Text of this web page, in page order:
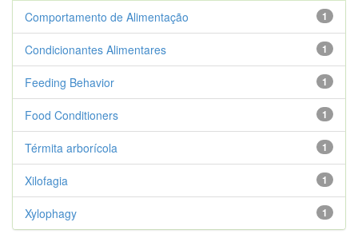
1
Comportamento de Alimentação
1
Condicionantes Alimentares
1
Feeding Behavior
1
Food Conditioners
1
Térmita arborícola
1
Xilofagia
1
Xylophagy